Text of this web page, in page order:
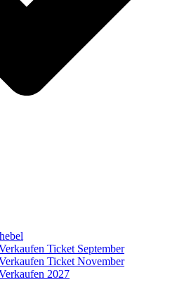
Ticket September
Ticket November
2027